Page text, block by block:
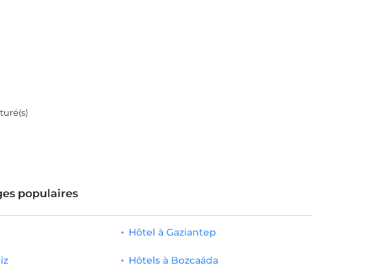
populaires
Hôtel à Gaziantep
Hôtels à Bozcaáda